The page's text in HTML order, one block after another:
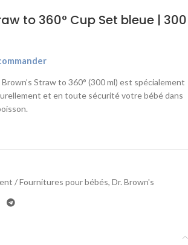
to 360° Cup Set bleue | 300
Straw to 360° (300 ml) est spécialement
et en toute sécurité votre bébé dans
/ Fournitures pour bébés, Dr. Brown's